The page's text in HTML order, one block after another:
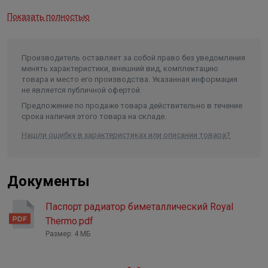
Гарантирует стойкость к механическим повреждениям
окрашивании используются экологически чистые нано-
краски AkzoNobel (Нидерланды) и FreiLacke (Германия).
Надежная защита от подделок
Фирменный алюминиевый знак на каждом радиаторе
и заводская маркировка каждой секции надежно
Гарантия 25 лет
Thermo подтверждены фирменной гарантией 25 лет.
Каждый радиатор имеет индивидуальный паспорт и
гарантийный талон.
разрыв
Мощность 536 Вт
Присоединительный размер 1"
Показать полностью
Производитель оставляет за собой право без уведомления
менять характеристики, внешний вид, комплектацию
товара и место его производства. Указанная информация
не является публичной офертой.
Предложение по продаже товара действительно в течение
срока наличия этого товара на складе.
Нашли ошибку в характеристиках или описании товара?
Документы
Паспорт радиатор биметаллический Royal
Thermo.pdf
Размер: 4 МБ